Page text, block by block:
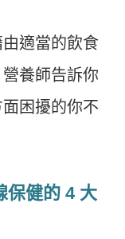
適當的飲食
養師告訴你
困擾的你不
保健的 4 大